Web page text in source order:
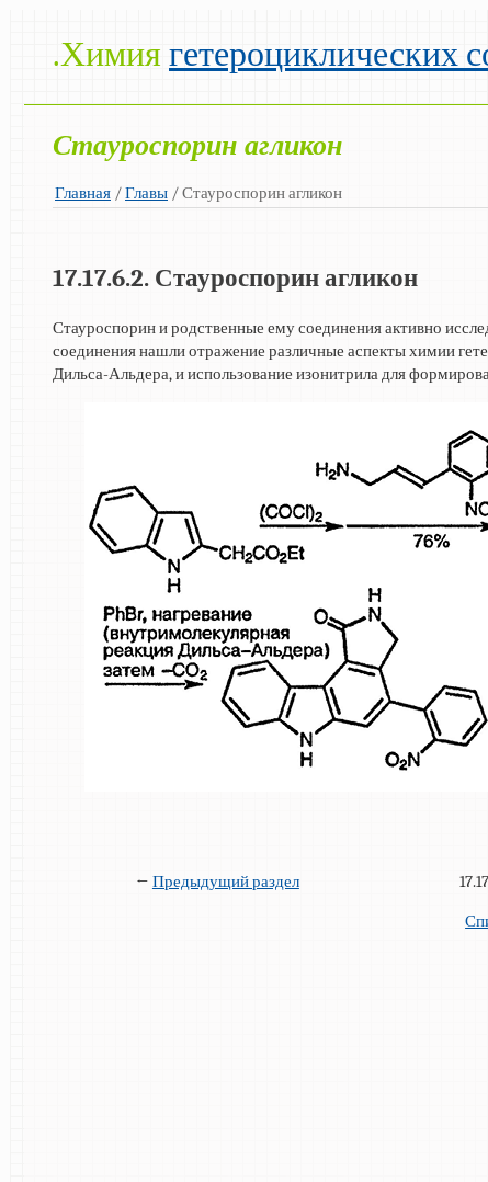
.Химиягетероциклических
Стауроспорин агликон
Главная /Главы / Стауроспорин агликон
17.17.6.2. Стауроспорин агликон
Стауроспорин и родственные ему соединения активно
соединения нашли отражение различные аспекты химии
Дильса-Альдера, и использование изонитрила для
← Предыдущий раздел